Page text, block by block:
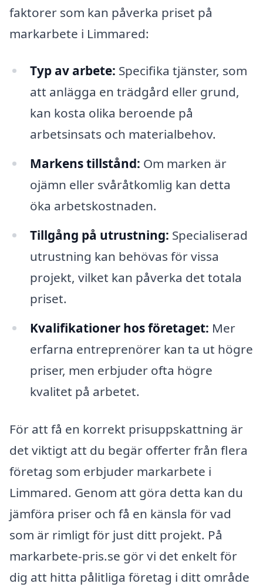
faktorer som kan påverka priset på
markarbete i Limmared:
Typ av arbete: Specifika tjänster, som
att anlägga en trädgård eller grund,
kan kosta olika beroende på
arbetsinsats och materialbehov.
Markens tillstånd: Om marken är
ojämn eller svåråtkomlig kan detta
öka arbetskostnaden.
Tillgång på utrustning: Specialiserad
utrustning kan behövas för vissa
projekt, vilket kan påverka det totala
priset.
Kvalifikationer hos företaget: Mer
erfarna entreprenörer kan ta ut högre
priser, men erbjuder ofta högre
kvalitet på arbetet.
För att få en korrekt prisuppskattning är
det viktigt att du begär offerter från flera
företag som erbjuder markarbete i
Limmared. Genom att göra detta kan du
jämföra priser och få en känsla för vad
som är rimligt för just ditt projekt. På
markarbete-pris.se gör vi det enkelt för
dig att hitta pålitliga företag i ditt område